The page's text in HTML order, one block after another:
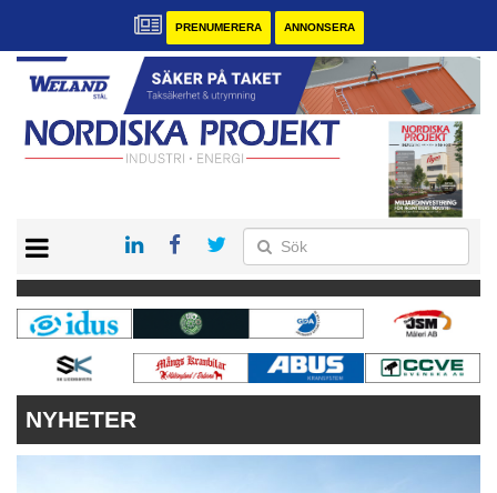
PRENUMERERA ANNONSERA
KONTAKT
VÅRA ANDRA MAGASIN
PRENUMERERA
ANNONSERA
NYHETER